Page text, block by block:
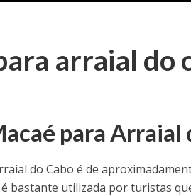
arraial do
para Arraial
do Cabo é de
é bastante utilizada por turistas